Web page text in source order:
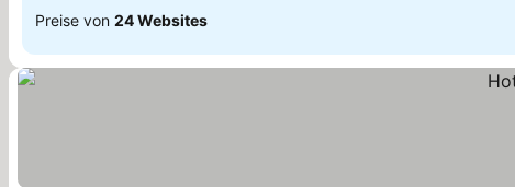
Preise von 24 Websites